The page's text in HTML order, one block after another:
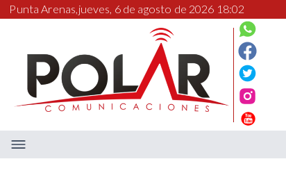
Punta Arenas,jueves, 6 de agosto de 2026 18:02